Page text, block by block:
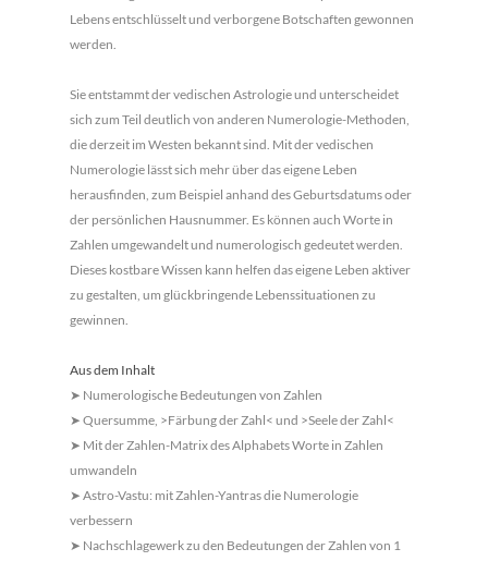
Lebens entschlüsselt und verborgene Botschaften gewonnen
werden.
Sie entstammt der vedischen Astrologie und unterscheidet
sich zum Teil deutlich von anderen Numerologie-Methoden,
die derzeit im Westen bekannt sind. Mit der vedischen
Numerologie lässt sich mehr über das eigene Leben
herausfinden, zum Beispiel anhand des Geburtsdatums oder
der persönlichen Hausnummer. Es können auch Worte in
Zahlen umgewandelt und numerologisch gedeutet werden.
Dieses kostbare Wissen kann helfen das eigene Leben aktiver
zu gestalten, um glückbringende Lebenssituationen zu
gewinnen.
Aus dem Inhalt
➤ Numerologische Bedeutungen von Zahlen
➤ Quersumme, >Färbung der Zahl< und >Seele der Zahl<
➤ Mit der Zahlen-Matrix des Alphabets Worte in Zahlen
umwandeln
➤ Astro-Vastu: mit Zahlen-Yantras die Numerologie
verbessern
➤ Nachschlagewerk zu den Bedeutungen der Zahlen von 1